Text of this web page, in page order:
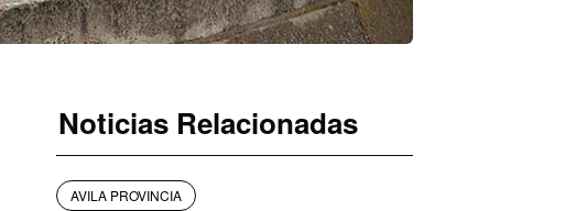
Noticias Relacionadas
AVILA PROVINCIA